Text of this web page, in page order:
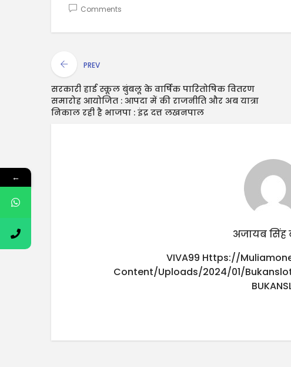
Comments
PREV
सरकारी हाई स्कूल बुंबलू के वार्षिक पारितोषिक वितरण
समारोह आयोजित : आपदा में की राजनीति और अब यात्रा
निकाल रही है भाजपा : इंद्र दत्त लखनपाल
अजायब सिंह
VIVA99 Https://
Content/uploads/2024/01/
←